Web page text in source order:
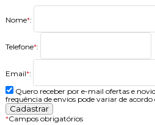
Nome*:
Telefone*:
Email*:
Quero receber por e-mail ofertas e
frequência de envios pode variar de
*Campos obrigatórios